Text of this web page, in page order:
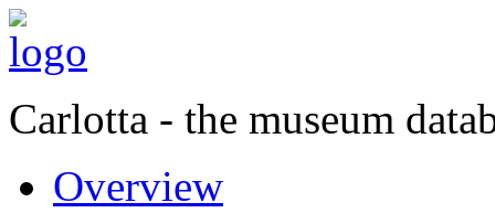
Carlotta - the museum
Overview